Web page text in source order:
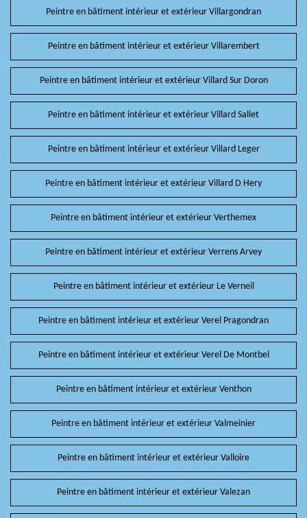
Peintre en bâtiment intérieur et extérieur Villargondran
Peintre en bâtiment intérieur et extérieur Villarembert
Peintre en bâtiment intérieur et extérieur Villard Sur Doron
Peintre en bâtiment intérieur et extérieur Villard Sallet
Peintre en bâtiment intérieur et extérieur Villard Leger
Peintre en bâtiment intérieur et extérieur Villard D Hery
Peintre en bâtiment intérieur et extérieur Verthemex
Peintre en bâtiment intérieur et extérieur Verrens Arvey
Peintre en bâtiment intérieur et extérieur Le Verneil
Peintre en bâtiment intérieur et extérieur Verel Pragondran
Peintre en bâtiment intérieur et extérieur Verel De Montbel
Peintre en bâtiment intérieur et extérieur Venthon
Peintre en bâtiment intérieur et extérieur Valmeinier
Peintre en bâtiment intérieur et extérieur Valloire
Peintre en bâtiment intérieur et extérieur Valezan